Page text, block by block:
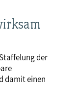
der
damit einen